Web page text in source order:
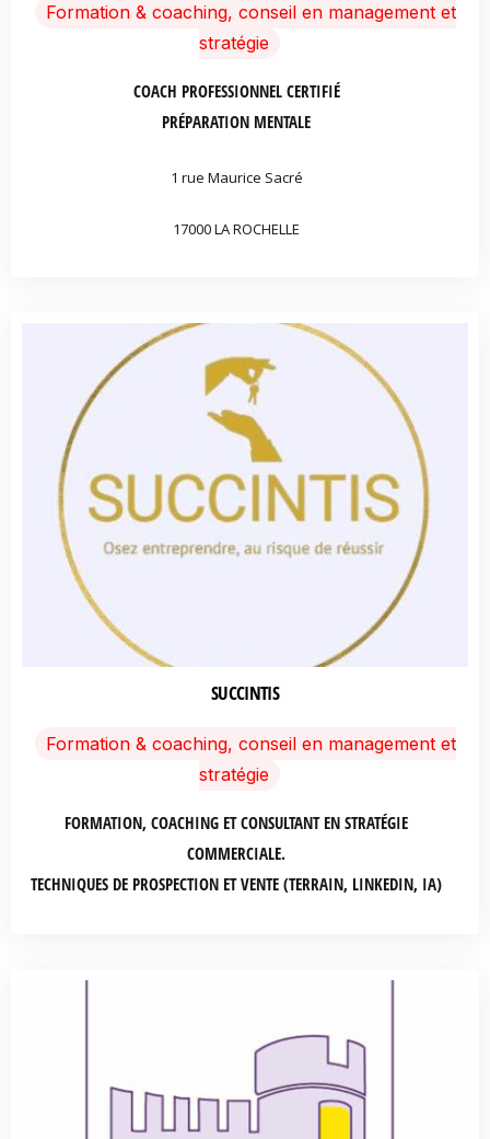
Formation & coaching, conseil en management et
stratégie
COACH PROFESSIONNEL CERTIFIÉ
PRÉPARATION MENTALE
1 rue Maurice Sacré
17000 LA ROCHELLE
SUCCINTIS
Formation & coaching, conseil en management et
stratégie
FORMATION, COACHING ET CONSULTANT EN STRATÉGIE
COMMERCIALE.
TECHNIQUES DE PROSPECTION ET VENTE (TERRAIN, LINKEDIN, IA)